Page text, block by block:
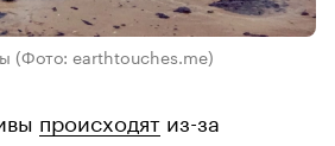
(Фото: earthtouches.me)
происходят из-за